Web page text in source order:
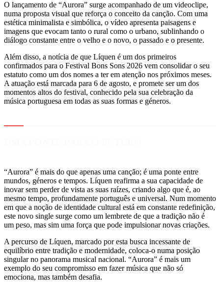
O lançamento de “Aurora” surge acompanhado de um videoclipe,
numa proposta visual que reforça o conceito da canção. Com uma
estética minimalista e simbólica, o vídeo apresenta paisagens e
imagens que evocam tanto o rural como o urbano, sublinhando o
diálogo constante entre o velho e o novo, o passado e o presente.
Além disso, a notícia de que Líquen é um dos primeiros
confirmados para o Festival Bons Sons 2026 vem consolidar o seu
estatuto como um dos nomes a ter em atenção nos próximos meses.
A atuação está marcada para 6 de agosto, e promete ser um dos
momentos altos do festival, conhecido pela sua celebração da
música portuguesa em todas as suas formas e géneros.
“Aurora” é mais do que apenas uma canção; é uma ponte entre
mundos, géneros e tempos. Líquen reafirma a sua capacidade de
inovar sem perder de vista as suas raízes, criando algo que é, ao
mesmo tempo, profundamente português e universal. Num momento
em que a noção de identidade cultural está em constante redefinição,
este novo single surge como um lembrete de que a tradição não é
um peso, mas sim uma força que pode impulsionar novas criações.
A percurso de Líquen, marcado por esta busca incessante de
equilíbrio entre tradição e modernidade, coloca-o numa posição
singular no panorama musical nacional. “Aurora” é mais um
exemplo do seu compromisso em fazer música que não só
emociona, mas também desafia.